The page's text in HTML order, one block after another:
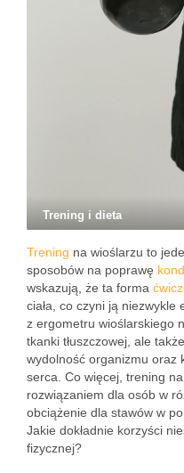
Trening i dieta
Trening na wioślarzu to
sposobów na poprawę
wskazują, że ta forma
ciała, co czyni ją
z ergometru wioślarskiego
tkanki tłuszczowej, ale
wydolność organizmu oraz
serca. Co więcej, trening
rozwiązaniem dla osób w
obciążenie dla stawów w
Jakie dokładnie korzyści
fizycznej?